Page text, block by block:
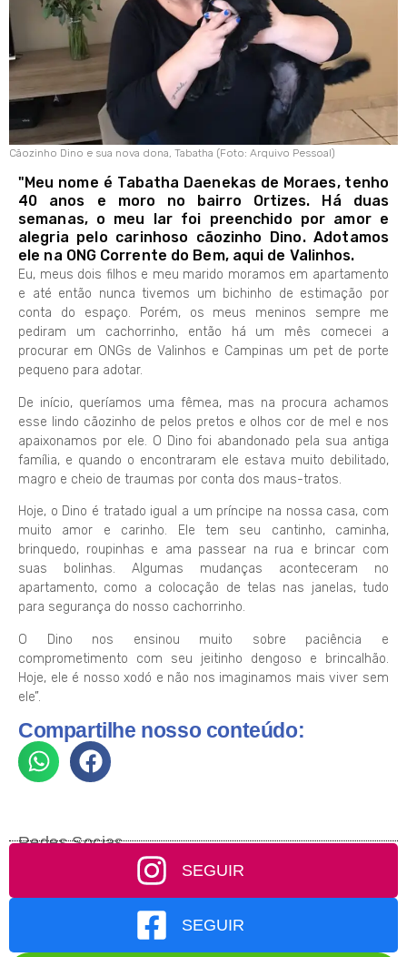
Cãozinho Dino e sua nova dona, Tabatha (Foto: Arquivo Pessoal)
"Meu nome é Tabatha Daenekas de Moraes, tenho
40 anos e moro no bairro Ortizes. Há duas
semanas, o meu lar foi preenchido por amor e
alegria pelo carinhoso cãozinho Dino. Adotamos
ele na ONG Corrente do Bem, aqui de Valinhos.
Eu, meus dois filhos e meu marido moramos em apartamento
e até então nunca tivemos um bichinho de estimação por
conta do espaço. Porém, os meus meninos sempre me
pediram um cachorrinho, então há um mês comecei a
procurar em ONGs de Valinhos e Campinas um pet de porte
pequeno para adotar.
De início, queríamos uma fêmea, mas na procura achamos
esse lindo cãozinho de pelos pretos e olhos cor de mel e nos
apaixonamos por ele. O Dino foi abandonado pela sua antiga
família, e quando o encontraram ele estava muito debilitado,
magro e cheio de traumas por conta dos maus-tratos.
Hoje, o Dino é tratado igual a um príncipe na nossa casa, com
muito amor e carinho. Ele tem seu cantinho, caminha,
brinquedo, roupinhas e ama passear na rua e brincar com
suas bolinhas. Algumas mudanças aconteceram no
apartamento, como a colocação de telas nas janelas, tudo
para segurança do nosso cachorrinho.
O Dino nos ensinou muito sobre paciência e
comprometimento com seu jeitinho dengoso e brincalhão.
Hoje, ele é nosso xodó e não nos imaginamos mais viver sem
ele”.
Compartilhe nosso conteúdo:
Redes Socias
SEGUIR
SEGUIR